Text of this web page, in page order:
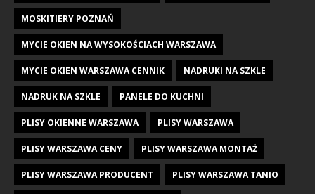
MOSKITIERY POZNAŃ
MYCIE OKIEN NA WYSOKOŚCIACH WARSZAWA
MYCIE OKIEN WARSZAWA CENNIK NADRUKI NA SZKLE
NADRUK NA SZKLE PANELE DO KUCHNI
PLISY OKIENNE WARSZAWA PLISY WARSZAWA
PLISY WARSZAWA CENY PLISY WARSZAWA MONTAŻ
PLISY WARSZAWA PRODUCENT PLISY WARSZAWA TANIO